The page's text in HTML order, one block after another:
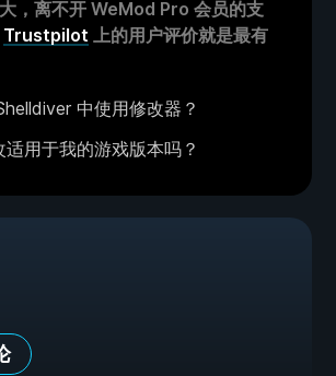
，离不开 WeMod Pro 会员的支
Trustpilot 上的用户评价就是最有
中使用修改器？
适用于我的游戏版本吗？